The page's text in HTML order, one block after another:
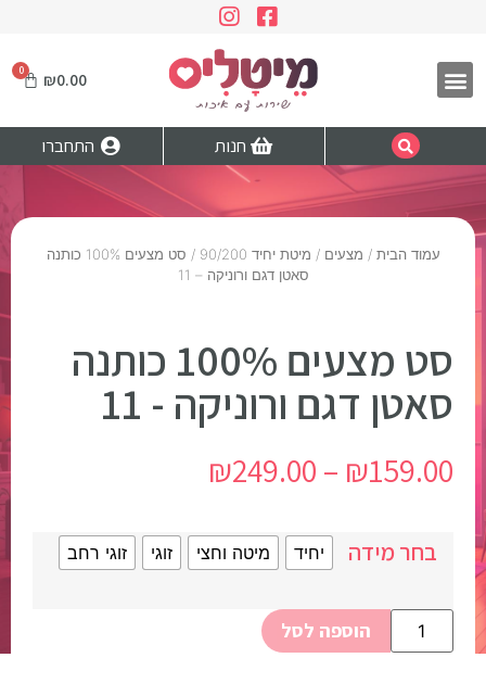
₪0.00
חנות התחברו
עמוד הבית / מצעים / מיטת יחיד 90/200
/ סט מצעים 100% כותנה
סאטן דגם ורוניקה – 11
סט מצעים 100% כותנה
סאטן דגם ורוניקה - 11
₪159.00
–
₪249.00
בחר מידה יחיד מיטה וחצי זוגי זוגי רחב
הוספה לסל